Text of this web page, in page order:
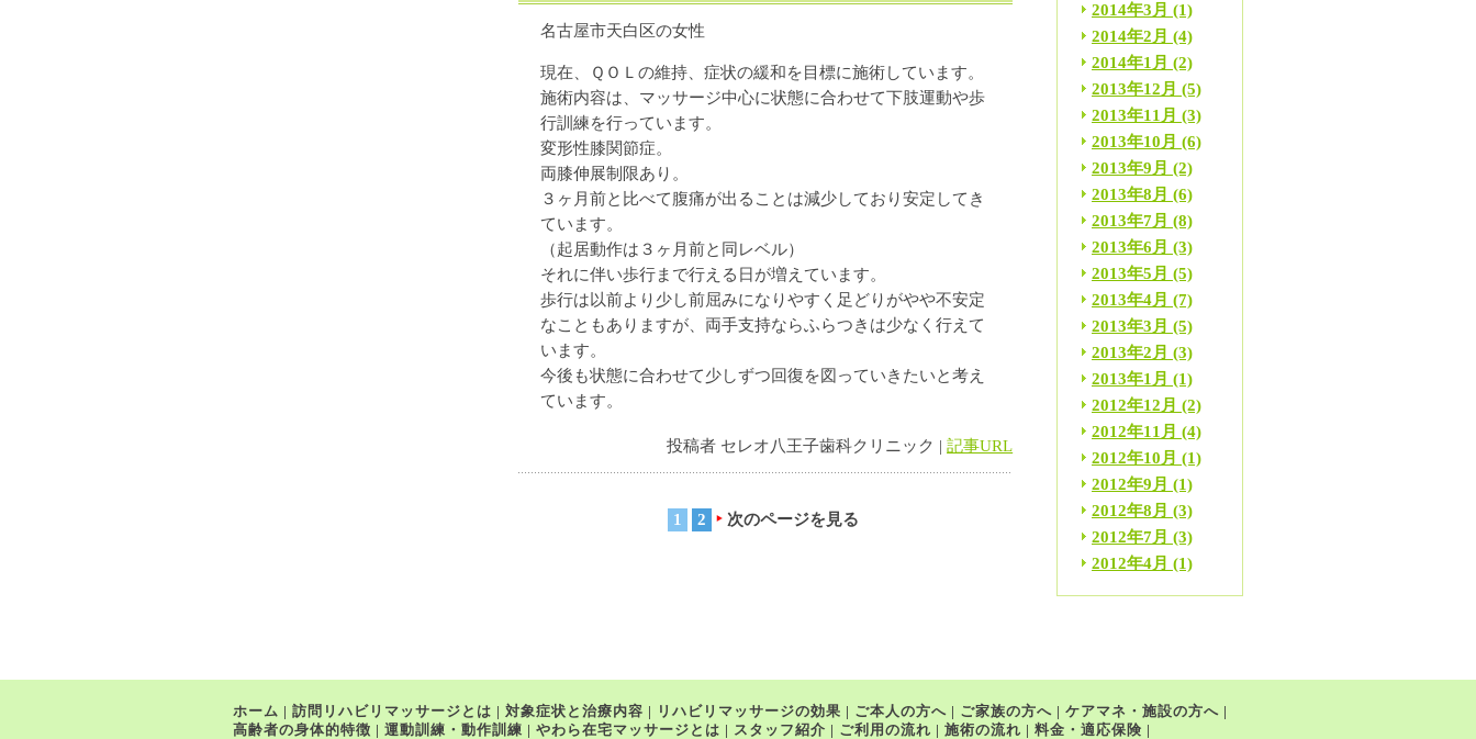
名古屋市天白区の女性
現在、ＱＯＬの維持、症状の緩和を目標に施術しています。
施術内容は、マッサージ中心に状態に合わせて下肢運動や歩
行訓練を行っています。
変形性膝関節症。
両膝伸展制限あり。
３ヶ月前と比べて腹痛が出ることは減少しており安定してき
ています。
（起居動作は３ヶ月前と同レベル）
それに伴い歩行まで行える日が増えています。
歩行は以前より少し前屈みになりやすく足どりがやや不安定
なこともありますが、両手支持ならふらつきは少なく行えて
います。
今後も状態に合わせて少しずつ回復を図っていきたいと考え
ています。
投稿者 セレオ八王子歯科クリニック |記事URL
1 2 次のページを見る
2014年3月 (1)
2014年2月 (4)
2014年1月 (2)
2013年12月 (5)
2013年11月 (3)
2013年10月 (6)
2013年9月 (2)
2013年8月 (6)
2013年7月 (8)
2013年6月 (3)
2013年5月 (5)
2013年4月 (7)
2013年3月 (5)
2013年2月 (3)
2013年1月 (1)
2012年12月 (2)
2012年11月 (4)
2012年10月 (1)
2012年9月 (1)
2012年8月 (3)
2012年7月 (3)
2012年4月 (1)
ホーム | 訪問リハビリマッサージとは | 対象症状と治療内容 | リハビリマッサージの効果 | ご本人の方へ | ご家族の方へ | ケアマネ・施設の方へ |
高齢者の身体的特徴 | 運動訓練・動作訓練 | やわら在宅マッサージとは | スタッフ紹介 | ご利用の流れ | 施術の流れ | 料金・適応保険 |